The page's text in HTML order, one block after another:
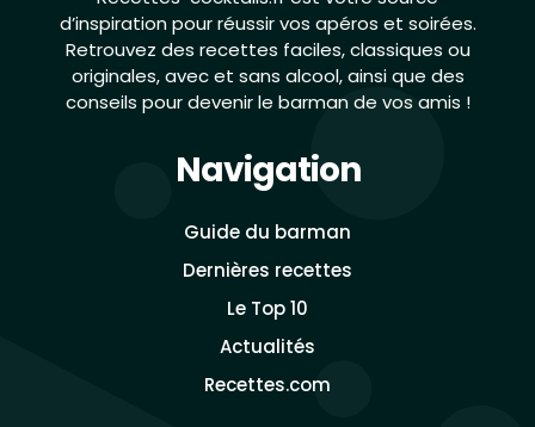
d’inspiration pour réussir vos apéros et soirées.
Retrouvez des recettes faciles, classiques ou
originales, avec et sans alcool, ainsi que des
conseils pour devenir le barman de vos amis !
Navigation
Guide du barman
Dernières recettes
Le Top 10
Actualités
Recettes.com